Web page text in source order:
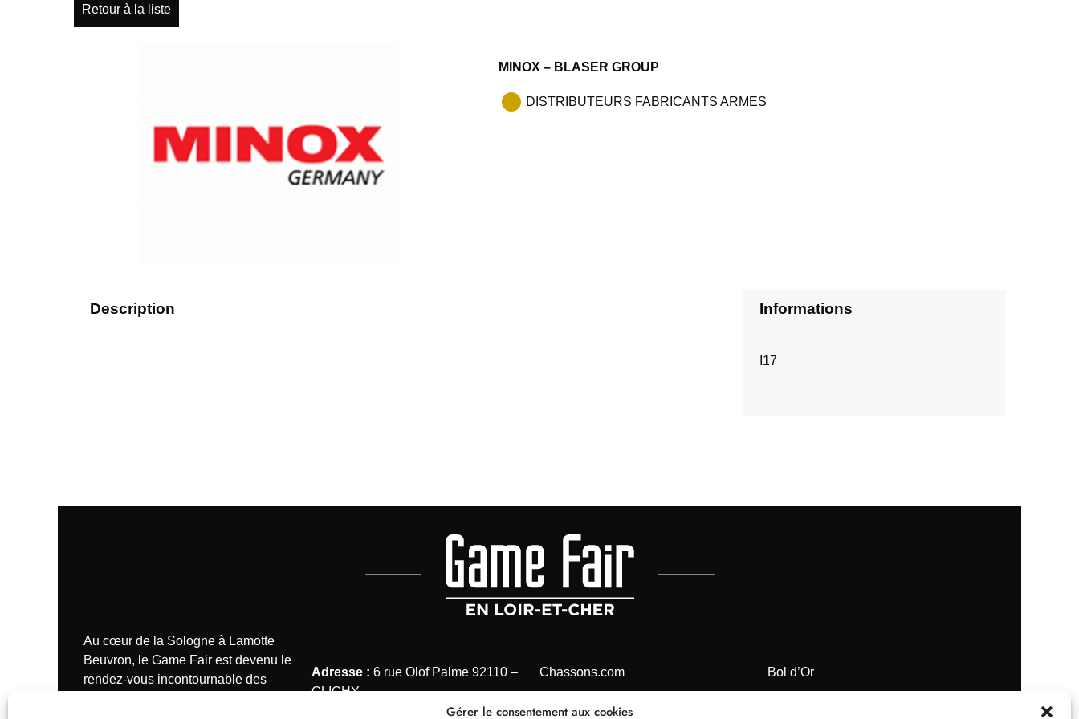
Gérer le consentement aux cookies
Retour à la liste
MINOX – BLASER GROUP
DISTRIBUTEURS FABRICANTS ARMES
Description Informations
I17
Au cœur de la Sologne à Lamotte
Beuvron, le Game Fair est devenu le
rendez-vous incontournable des
Adresse : 6 rue Olof Palme 92110 –
CLICHY
Chassons.com
Bol d’Or